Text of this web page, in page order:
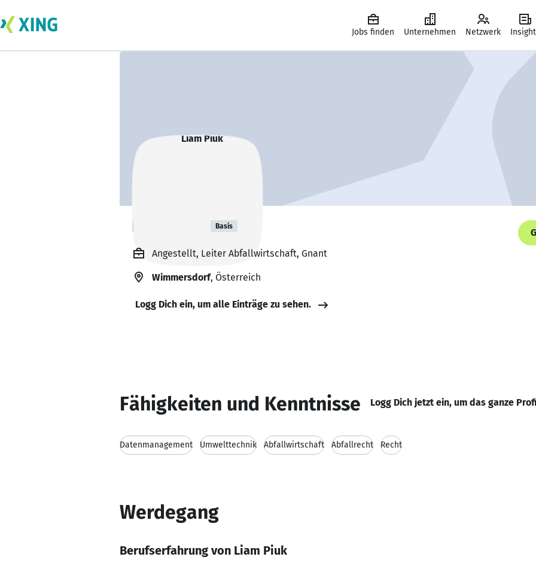
Jobs finden Unternehmen Netzwerk
Liam Piuk Basis
Angestellt, Leiter Abfallwirtschaft, Gnant
Wimmersdorf, Österreich
Logg Dich ein, um alle Einträge zu sehen.
Fähigkeiten und Kenntnisse Logg Dich jetzt ein, um das ganze
Datenmanagement Umwelttechnik Abfallwirtschaft Abfallrecht Recht
Werdegang
Berufserfahrung von Liam Piuk